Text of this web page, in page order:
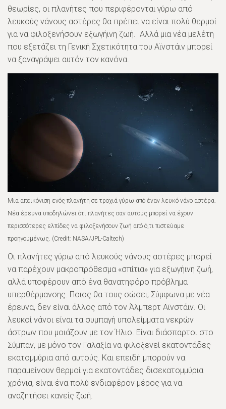
θεωρίες, οι πλανήτες που περιφέρονται γύρω από
λευκούς νάνους αστέρες θα πρέπει να είναι πολύ θερμοί
για να φιλοξενήσουν εξωγήινη ζωή. Αλλά μια νέα μελέτη
που εξετάζει τη Γενική Σχετικότητα του Αϊνστάιν μπορεί
να ξαναγράψει αυτόν τον κανόνα.
Μια απεικόνιση ενός πλανήτη σε τροχιά γύρω από έναν λευκό νάνο αστέρα.
Νέα έρευνα υποδηλώνει ότι πλανήτες σαν αυτούς μπορεί να έχουν
περισσότερες ελπίδες να φιλοξενήσουν ζωή από ό,τι πιστεύαμε
προηγουμένως. (Credit: NASA/JPL-Caltech)
Οι πλανήτες γύρω από λευκούς νάνους αστέρες μπορεί
να παρέχουν μακροπρόθεσμα «σπίτια» για εξωγήινη ζωή,
αλλά υποφέρουν από ένα θανατηφόρο πρόβλημα
υπερθέρμανσης. Ποιος θα τους σώσει; Σύμφωνα με νέα
έρευνα, δεν είναι άλλος από τον Άλμπερτ Αϊνστάιν. Οι
λευκοί νάνοι είναι τα συμπαγή υπολείμματα νεκρών
άστρων που μοιάζουν με τον Ήλιο. Είναι διάσπαρτοι στο
Σύμπαν, με μόνο τον Γαλαξία να φιλοξενεί εκατοντάδες
εκατομμύρια από αυτούς. Και επειδή μπορούν να
παραμείνουν θερμοί για εκατοντάδες δισεκατομμύρια
χρόνια, είναι ένα πολύ ενδιαφέρον μέρος για να
αναζητήσει κανείς ζωή.